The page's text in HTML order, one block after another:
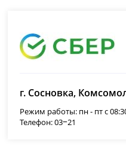
г. Сосновка,
Режим работы: пн - пт с
Телефон: 03‒21